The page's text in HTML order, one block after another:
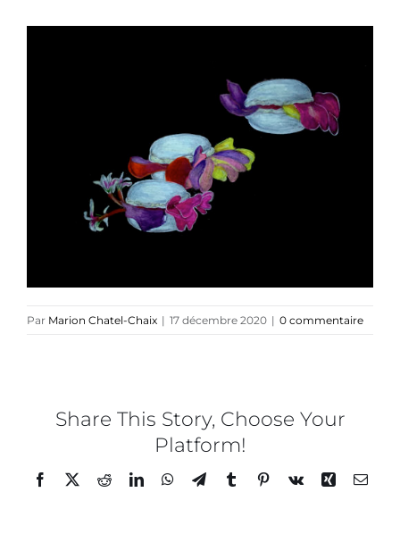
Artiste plasticienne
Direction créative
Références
Blog
Par Marion Chatel-Chaix | 17 décembre 2020 | 0 commentaire
Share This Story, Choose Your
Platform!
Facebook
TwitterRedditLinkedInWhatsApp
TelegramTumblrPinterest
Vk Xing Email